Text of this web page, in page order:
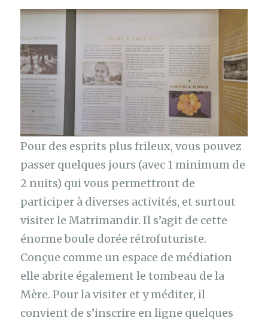
Pour des esprits plus frileux, vous pouvez
passer quelques jours (avec 1 minimum de
2 nuits) qui vous permettront de
participer à diverses activités, et surtout
visiter le Matrimandir. Il s’agit de cette
énorme boule dorée rétrofuturiste.
Conçue comme un espace de médiation
elle abrite également le tombeau de la
Mère. Pour la visiter et y méditer, il
convient de s’inscrire en ligne quelques